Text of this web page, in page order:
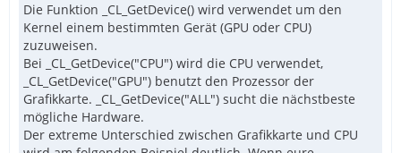
Die Funktion _CL_GetDevice() wird verwendet um den
Kernel einem bestimmten Gerät (GPU oder CPU)
zuzuweisen.
Bei _CL_GetDevice("CPU") wird die CPU verwendet,
_CL_GetDevice("GPU") benutzt den Prozessor der
Grafikkarte. _CL_GetDevice("ALL") sucht die nächstbeste
mögliche Hardware.
Der extreme Unterschied zwischen Grafikkarte und CPU